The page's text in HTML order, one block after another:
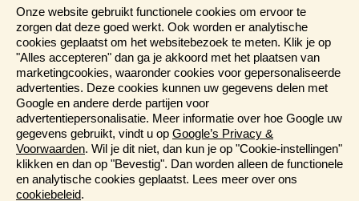
Cookiebeleid
Privacy verklaring
Reis en boek met Djoser zekerheid
Meer weten?
Brochures aanvragen
Informatiedagen
Magazine
Aanmelden nieuwsbrief
Onze website gebruikt functionele cookies om ervoor te
zorgen dat deze goed werkt. Ook worden er analytische
cookies geplaatst om het websitebezoek te meten. Klik je op
"Alles accepteren" dan ga je akkoord met het plaatsen van
marketingcookies, waaronder cookies voor gepersonaliseerde
advertenties. Deze cookies kunnen uw gegevens delen met
Google en andere derde partijen voor
advertentiepersonalisatie. Meer informatie over hoe Google uw
gegevens gebruikt, vindt u op Google’s Privacy &
Voorwaarden. Wil je dit niet, dan kun je op "Cookie-instellingen"
klikken en dan op "Bevestig". Dan worden alleen de functionele
en analytische cookies geplaatst. Lees meer over ons
cookiebeleid.